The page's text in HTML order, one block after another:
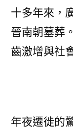
十多年來，
晉南朝墓葬
齒激增與社
年夜遷徙的